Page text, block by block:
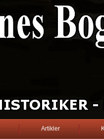
Artikler